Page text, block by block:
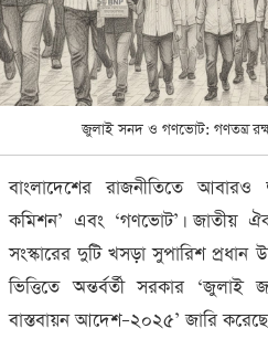
জুলাই সনদ ও গণভোট: গণতন্ত্র
বাংলাদেশের রাজনীতিতে আবারও
কমিশন’ এবং ‘গণভোট’। জাতীয়
সংস্কারের দুটি খসড়া সুপারিশ প্রধান
ভিত্তিতে অন্তর্বর্তী সরকার ‘জুলাই
বাস্তবায়ন আদেশ–২০২৫’ জারি করেছে।